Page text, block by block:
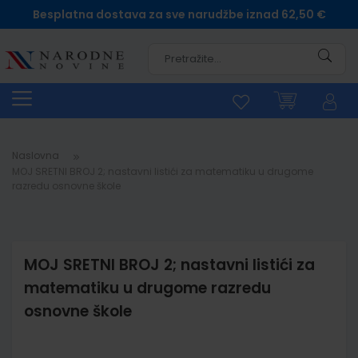
Besplatna dostava za sve narudžbe iznad 62,50 €
Naslovna
MOJ SRETNI BROJ 2; nastavni listići za
matematiku u drugome razredu
osnovne škole